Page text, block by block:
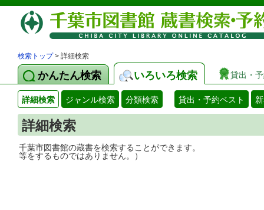
検索トップ> 詳細検索
かんたん検索 いろいろ検索 貸出・
詳細検索 ジャンル検索 分類検索 貸出・予約ベスト
詳細検索
千葉市図書館の蔵書を検索することがで
等をするものではありません。）